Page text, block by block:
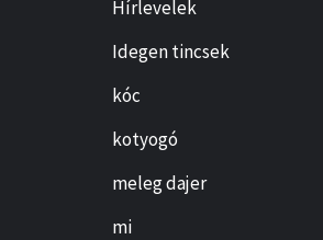
Hírlevelek
Idegen tincsek
kóc
kotyogó
meleg dajer
mi